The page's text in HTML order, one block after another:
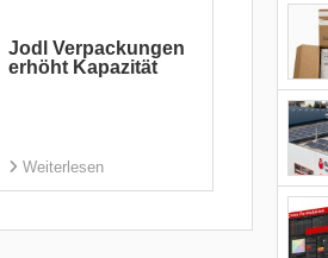
Jodl Verpackungen
erhöht Kapazität
Weiterlesen